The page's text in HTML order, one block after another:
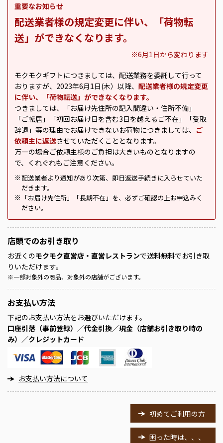
重要なお知らせ
配送業者様の規定変更に伴い、「荷物転
送」ができなくなります。
※6月1日から変わります
モクモクギフトにつきましては、配送業務を委託して行って
おりますが、2023年6月1日(木）以降、 配送業者様の規定変更
に伴い、「荷物転送」ができなくなります。
つきましては、「お届け先住所の記入間違い・住所不備」
「ご転居」「初回お届け日を含む3日を越えるご不在」「受取
辞退」等の理由でお届けできないお荷物につきましては、 ご
依頼主に返送させていただくこととなります。
万一の場合ご依頼主様のご負担は大きいものとなりますの
で、くれぐれもご注意ください。
※ 配送業者より通知があり次第、即日返送手続きに入らせていた
だきます。
※
「お届け先住所」「長期不在」を、必ずご確認の上お申込みく
ださい。
店頭でのお引き取り
お近くのモクモク直営店・直営レストランで送料無料でお引き取
りいただけます。
※一部対象外の商品、対象外の店舗がございます。
お支払い方法
下記のお支払い方法をお選びいただけます。
口座引落（事前登録）／代金引換／現金（店舗お引き取り時の
み）／クレジットカード
お支払い方法について
初めてご利用の方
困った時は、、、